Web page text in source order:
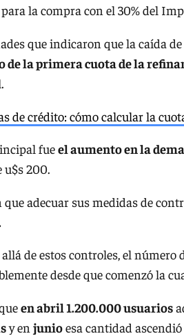
la compra con el 30% del
que indicaron que la caída
de la primera cuota de la
de crédito: cómo calcular la
fueel aumento en la
u$s 200.
que adecuar sus medidas de
de estos controles, el
desde que comenzó la
en abril 1.200.000 usuarios
y en junioesa cantidad ascendió